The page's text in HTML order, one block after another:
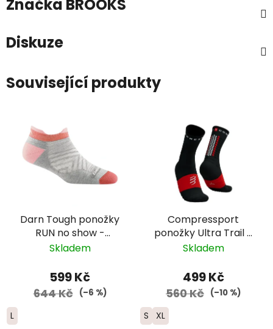
Značka BROOKS
Diskuze
Související produkty
Darn Tough ponožky
RUN no show -
ultralightweight s
růžové
Skladem
599 Kč
644 Kč (–6 %)
L
Compressport
ponožky Ultra Trail -
černá/červená
Skladem
499 Kč
560 Kč (–10 %)
S XL